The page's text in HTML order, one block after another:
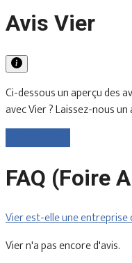
Avis Vier
Ci-dessous un aperçu des
avec Vier ? Laissez-nous
FAQ (Foire
Vier est-elle une entreprise
Vier n'a pas encore d'avis.